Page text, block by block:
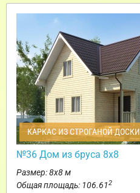
КАРКАС ИЗ СТРОГАНОЙ ДОСКИ
№36 Дом из бруса 8х8
Размер: 8х8 м
Общая площадь: 106.612